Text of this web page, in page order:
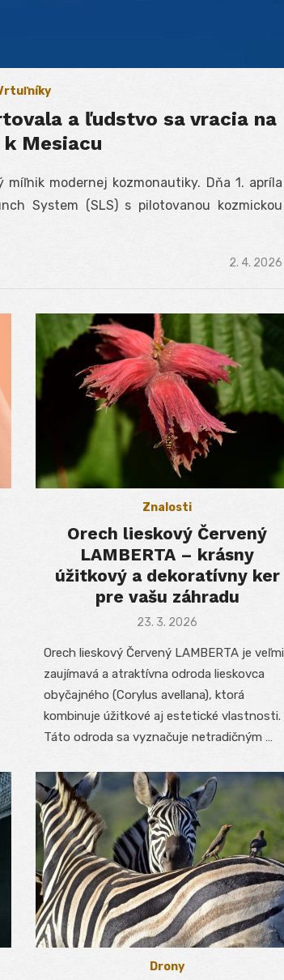
a ľudstvo sa vracia na
Mesiacu
modernej kozmonautiky. Dňa 1. apríla
System (SLS) s pilotovanou kozmickou
Posted
2. 4. 2026
Znalosti
Orech lieskový Červený
LAMBERTA – krásny
úžitkový a dekoratívny ker
pre vašu záhradu
Posted
23. 3. 2026
Orech lieskový Červený LAMBERTA je veľmi
zaujímavá a atraktívna odroda lieskovca
obyčajného (Corylus avellana), ktorá
kombinuje úžitkové aj estetické vlastnosti.
Táto odroda sa vyznačuje netradičným …
Drony